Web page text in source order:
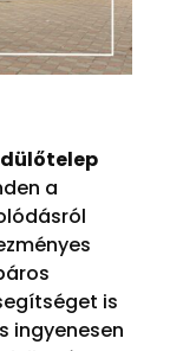
a
is
ingyenesen